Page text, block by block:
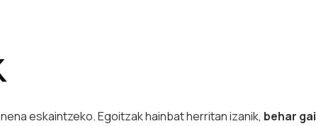
eskaintzeko. Egoitzak hainbat herritan izanik, behar